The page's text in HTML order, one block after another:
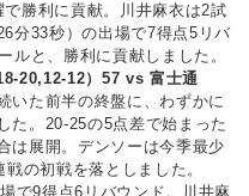
勝利に貢献。川井麻衣は2試
分33秒）の出場で7得点5リバ
ルと、勝利に貢献しました。
20,12-12）57 vs 富士通
いた前半の終盤に、わずかに
た。20-25の5点差で始まった
は展開。デンソーは今季最少
の初戦を落としました。
で9得点6リバウンド。川井麻